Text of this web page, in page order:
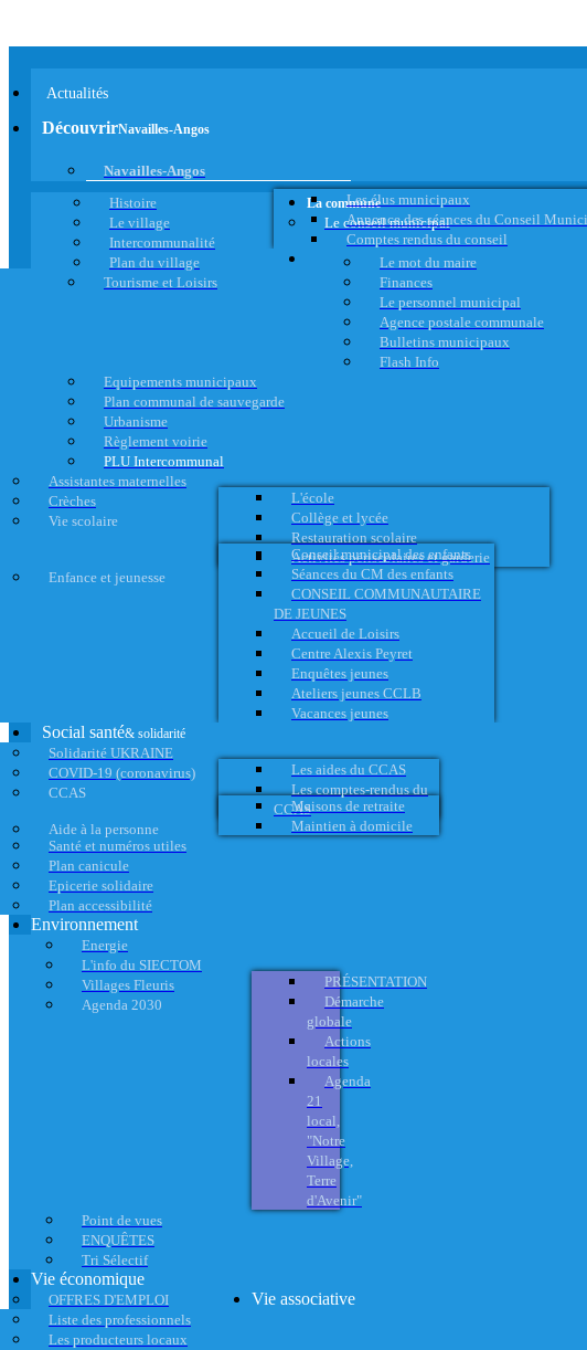
Actualités
DécouvrirNavailles-Angos
Navailles-Angos
Histoire
Le village
Intercommunalité
Plan du village
Tourisme et Loisirs
La commune
Le conseil municipal
Les élus municipaux
Annonce des séances du Conseil
Comptes rendus du conseil
Le mot du maire
Finances
Le personnel municipal
Agence postale communale
Bulletins municipaux
Flash Info
Equipements municipaux
Plan communal de sauvegarde
Urbanisme
Règlement voirie
PLU Intercommunal
Assistantes maternelles
Crèches
Vie scolaire
L'école
Collège et lycée
Restauration scolaire
Activités périscolaires et garderie
Enfance et jeunesse
Conseil municipal des enfants
Séances du CM des enfants
CONSEIL COMMUNAUTAIRE
DE JEUNES
Accueil de Loisirs
Centre Alexis Peyret
Enquêtes jeunes
Ateliers jeunes CCLB
Vacances jeunes
Social santé& solidarité
Solidarité UKRAINE
COVID-19 (coronavirus)
CCAS
Les aides du CCAS
Les comptes-rendus du
CCAS
Aide à la personne
Maisons de retraite
Maintien à domicile
Santé et numéros utiles
Plan canicule
Epicerie solidaire
Plan accessibilité
Environnement
Energie
L'info du SIECTOM
Villages Fleuris
Agenda 2030
PRÉSENTATION
Démarche
globale
Actions
locales
Agenda
21
local,
"Notre
Village,
Terre
d'Avenir"
Point de vues
ENQUÊTES
Tri Sélectif
Vie économique
OFFRES D'EMPLOI
Liste des professionnels
Les producteurs locaux
Vie associative